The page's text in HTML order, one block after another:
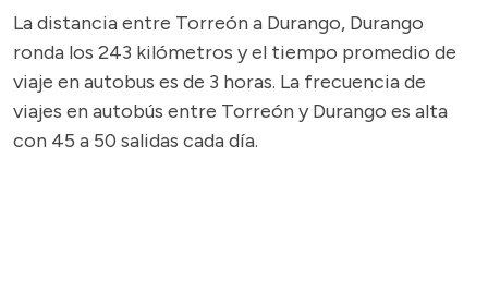
La distancia entre Torreón a Durango, Durango
ronda los 243 kilómetros y el tiempo promedio de
viaje en autobus es de 3 horas. La frecuencia de
viajes en autobús entre Torreón y Durango es alta
con 45 a 50 salidas cada día.